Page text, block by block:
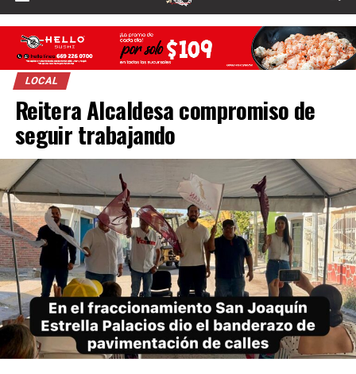
LOCAL
Reitera Alcaldesa compromiso de
seguir trabajando